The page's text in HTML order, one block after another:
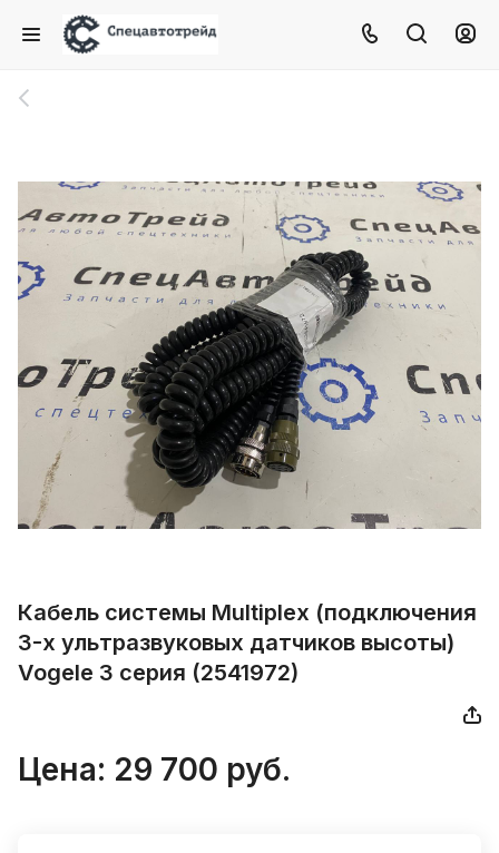
Кабель системы Multiplex (подключения
3-х ультразвуковых датчиков высоты)
Vogele 3 серия (2541972)
Цена: 29 700 руб.